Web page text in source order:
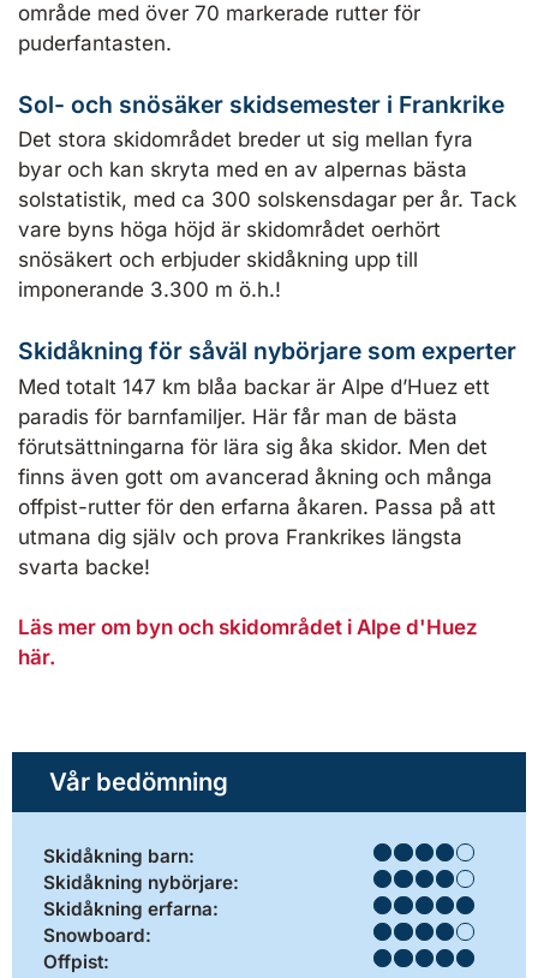
område med över 70 markerade rutter för
puderfantasten.
Sol- och snösäker skidsemester i Frankrike
Det stora skidområdet breder ut sig mellan fyra
byar och kan skryta med en av alpernas bästa
solstatistik, med ca 300 solskensdagar per år. Tack
vare byns höga höjd är skidområdet oerhört
snösäkert och erbjuder skidåkning upp till
imponerande 3.300 m ö.h.!
Skidåkning för såväl nybörjare som experter
Med totalt 147 km blåa backar är Alpe d’Huez ett
paradis för barnfamiljer. Här får man de bästa
förutsättningarna för lära sig åka skidor. Men det
finns även gott om avancerad åkning och många
offpist-rutter för den erfarna åkaren. Passa på att
utmana dig själv och prova Frankrikes längsta
svarta backe!
Läs mer om byn och skidområdet i Alpe d'Huez
här.
Vår bedömning
Skidåkning barn:
Skidåkning nybörjare:
Skidåkning erfarna:
Snowboard:
Offpist: